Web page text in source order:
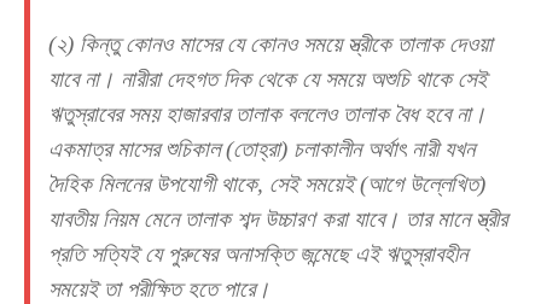
(২) কিন্তু কোনও মাসের যে কোনও সময়ে স্ত্রীকে তালাক দেওয়া
যাবে না। নারীরা দেহগত দিক থেকে যে সময়ে অশুচি থাকে সেই
ঋতুস্রাবের সময় হাজারবার তালাক বললেও তালাক বৈধ হবে না।
একমাত্র মাসের শুচিকাল (তোহ্‌রা) চলাকালীন অর্থাৎ নারী যখন
দৈহিক মিলনের উপযোগী থাকে, সেই সময়েই (আগে উল্লেখিত)
যাবতীয় নিয়ম মেনে তালাক শব্দ উচ্চারণ করা যাবে। তার মানে স্ত্রীর
প্রতি সত্যিই যে পুরুষের অনাসক্তি জন্মেছে এই ঋতুস্রাবহীন
সময়েই তা পরীক্ষিত হতে পারে।